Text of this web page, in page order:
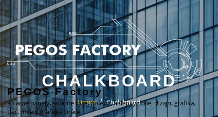
PEGOS Factory
solárne panely, solárne fólie, polepy, nálepky, fólie, dizajn, grafika,
tlač, polep, grafické práce,
CHALKBOARD
Home Chalkboard